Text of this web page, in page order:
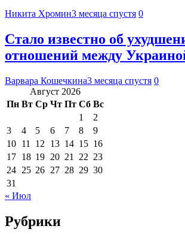
Никита Хромин3 месяца спустя 0
Стало известно об
отношений между
Варвара Кошечкина3 месяца спустя 0
Август 2026
Пн Вт Ср Чт Пт Сб Вс
1
2
3
4 5 6 7 8
9
10 11 12 13 14 15 16
17 18 19 20 21 22 23
24 25 26 27 28 29 30
31
« Июл
Рубрики